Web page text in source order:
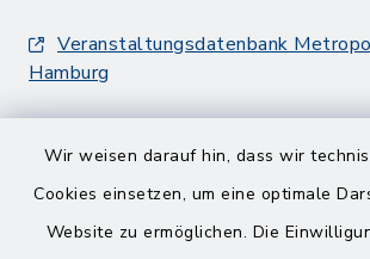
Wir weisen darauf hin, dass wir
Cookies einsetzen, um eine optimale
Website zu ermöglichen. Die
Veranstaltungsdatenbank
Hamburg